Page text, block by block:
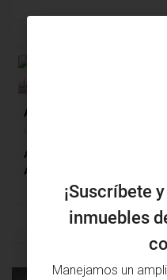
Apartamento Venta,
Alcobas: 3
Apartamento
¡Suscríbete
inmuebles
Manejamos un